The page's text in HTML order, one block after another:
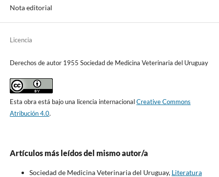
Nota editorial
Licencia
Derechos de autor 1955 Sociedad de Medicina Veterinaria del Uruguay
Esta obra está bajo una licencia internacionalCreative Commons
Atribución 4.0.
Artículos más leídos del mismo autor/a
Sociedad de Medicina Veterinaria del Uruguay, Literatura